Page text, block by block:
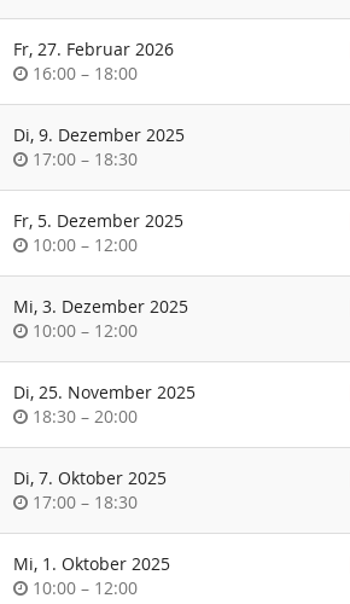
Fr, 27. Februar 2026
Uhrzeit
16:00 –bis
18:00
Di, 9. Dezember 2025
Uhrzeit
17:00 –bis
18:30
Fr, 5. Dezember 2025
Uhrzeit
10:00 –bis
12:00
Mi, 3. Dezember 2025
Uhrzeit
10:00 –bis
12:00
Di, 25. November 2025
Uhrzeit
18:30 –bis
20:00
Di, 7. Oktober 2025
Uhrzeit
17:00 –bis
18:30
Mi, 1. Oktober 2025
Uhrzeit
10:00 –bis
12:00